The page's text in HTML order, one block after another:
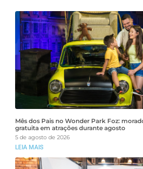
Mês dos Pais no Wonder Park Foz:
gratuita em atrações durante agosto
5 de agosto de 2026
LEIA MAIS